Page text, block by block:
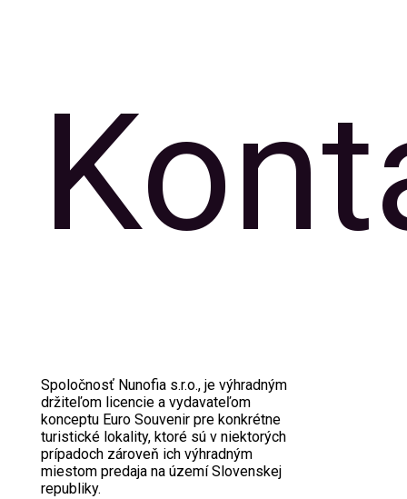
Spoločnosť Nunofia s.r.o., je výhradným
držiteľom licencie a vydavateľom
konceptu Euro Souvenir pre konkrétne
turistické lokality, ktoré sú v niektorých
prípadoch zároveň ich výhradným
miestom predaja na území Slovenskej
republiky.